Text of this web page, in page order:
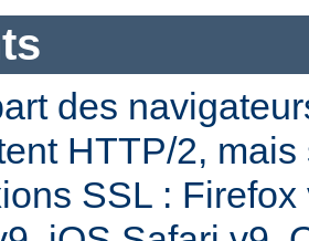
des
HTTP/2,
SSL :